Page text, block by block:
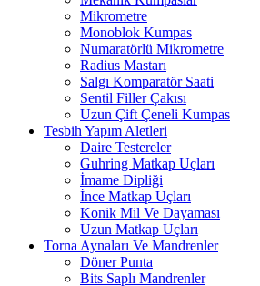
Mikrometre
Monoblok Kumpas
Numaratörlü Mikrometre
Radius Mastarı
Salgı Komparatör Saati
Sentil Filler Çakısı
Uzun Çift Çeneli Kumpas
Tesbih Yapım Aletleri
Daire Testereler
Guhring Matkap Uçları
İmame Dipliği
İnce Matkap Uçları
Konik Mil Ve Dayaması
Uzun Matkap Uçları
Torna Aynaları Ve Mandrenler
Döner Punta
Bits Saplı Mandrenler